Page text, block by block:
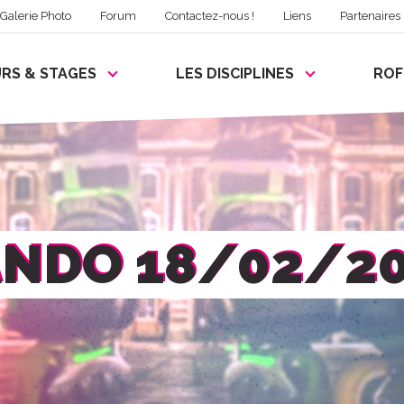
& STAGES LES DISCIPLINES
Galerie Photo Forum Contactez-nous ! Liens Partenaires
18/02/